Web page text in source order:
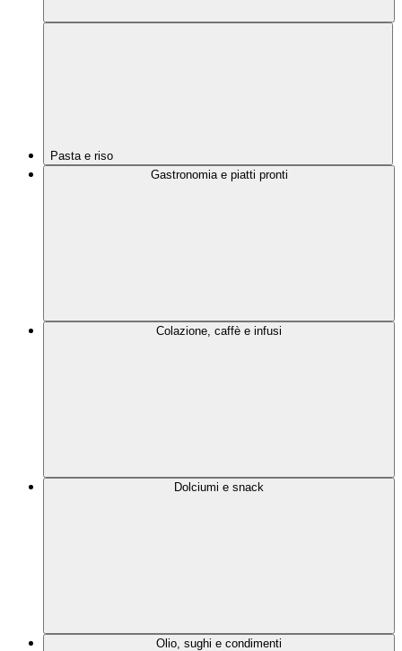
Pasta e riso
Gastronomia e piatti pronti
Colazione, caffè e infusi
Dolciumi e snack
Olio, sughi e condimenti